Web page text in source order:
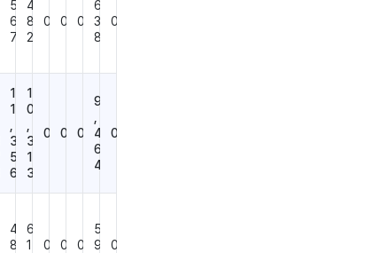
5
6
7
4
8
2
0 0 0
6
3
8
0
1
1
3
5
6
1
0
3
1
3
0 0 0
9
4
6
4
0
4
8
6
1
0 0 0
5
9
0